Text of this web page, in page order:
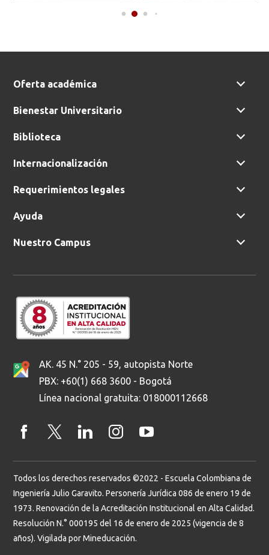
renovables. Grupo de Univalle.
Oferta académica
Bienestar Universitario
Biblioteca
Internacionalización
Requerimientos legales
Ayuda
Nuestro Campus
AK. 45 N.° 205 - 59, autopista Norte
PBX: +60(1) 668 3600 - Bogotá
Línea nacional gratuita: 018000112668
Todos los derechos reservados ©2022 - Escuela Colombiana de
Ingeniería Julio Garavito. Personería Jurídica 086 de enero 19 de
1973. Renovación de la Acreditación Institucional en Alta Calidad.
Resolución N.° 000195 del 16 de enero de 2025 (vigencia de 8
años). Vigilada por Mineducación.